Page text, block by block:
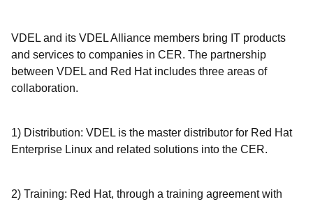
VDEL and its VDEL Alliance members bring IT products
and services to companies in CER. The partnership
between VDEL and Red Hat includes three areas of
collaboration.
1) Distribution: VDEL is the master distributor for Red Hat
Enterprise Linux and related solutions into the CER.
2) Training: Red Hat, through a training agreement with